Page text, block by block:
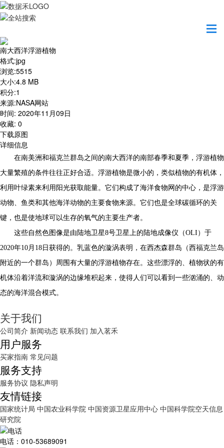
南大西洋浮游植物
格式:jpg
浏览:5515
大小:4.8 MB
积分:1
来源:NASA网站
时间: 2020年11月09日
收藏: 0
下载原图
详细信息
在南美洲和福克兰群岛之间的南大西洋的南部春季和夏季，浮游植物
大量繁殖的条件往往正好合适。浮游植物是微小的，类似植物的有机体，
利用叶绿素来利用阳光获取能量。它们构成了海洋食物网的中心，是浮游
动物、鱼类和其他海洋动物的主要食物来源。它们也是全球碳循环的关
键，也是使地球可以生存的氧气的主要生产者。
这些自然色图像是由陆地卫星8号卫星上的陆地成像仪（OLI）于
2020年10月18日获得的。乳蓝色的漩涡表明，在西杰森群岛（西福克兰岛
附近的一个群岛）周围有大量的浮游植物存在。这些漂浮的、植物状的有
机体沿着洋流和漩涡的边缘堆积起来，使得人们可以看到一些汹涌的、动
态的海洋混合模式。
关于我们
公司简介 新闻动态 联系我们 加入茗禾
用户服务
买家指南 常见问题
服务支持
服务协议 隐私声明
友情链接
国家统计局 中国农业科学院 中国资源卫星应用中心 中国科学院空天信息
研究院
电话：010-53689091